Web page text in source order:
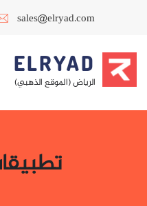
sales@elryad.com
ELRYAD
الرياض (الموقع الذهبي)